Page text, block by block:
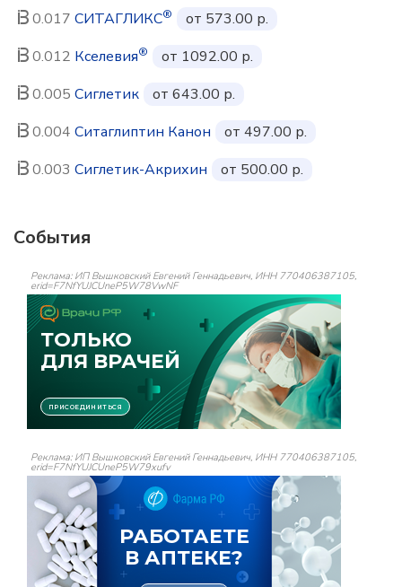
0.017 СИТАГЛИКС®
от 573.00 р.
0.012 Кселевия®
от 1092.00 р.
0.005 Сиглетик
от 643.00 р.
0.004 Ситаглиптин Канон
от 497.00 р.
0.003 Сиглетик-Акрихин от 500.00 р.
События
Реклама: ИП Вышковский Евгений Геннадьевич, ИНН 770406387105,
erid=F7NfYUJCUneP5W78VwNF
Реклама: ИП Вышковский Евгений Геннадьевич, ИНН 770406387105,
erid=F7NfYUJCUneP5W79xufv